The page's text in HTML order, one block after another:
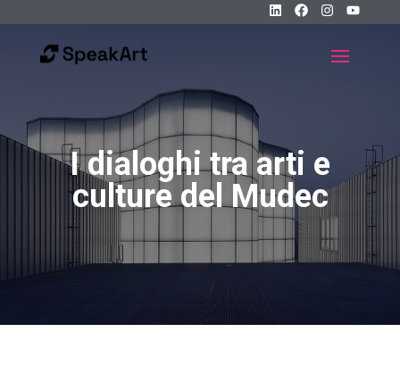
I dialoghi tra arti e
culture del Mudec